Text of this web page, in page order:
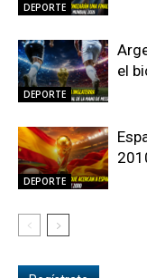
DEPORTE
DEPORTE
el
DEPORTE